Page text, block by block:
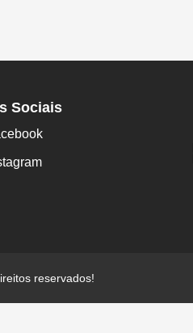
Sociais
reservados!